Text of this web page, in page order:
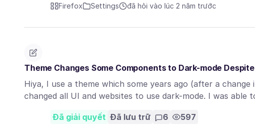
Firefox Settings đã hỏi vào lúc 2 năm trước
Theme Changes Some Components to Dark-mode
Hiya, I use a theme which some years ago (after a
changed all UI and websites to use dark-mode. I was able
Đã giải quyết Đã lưu trữ 6 597